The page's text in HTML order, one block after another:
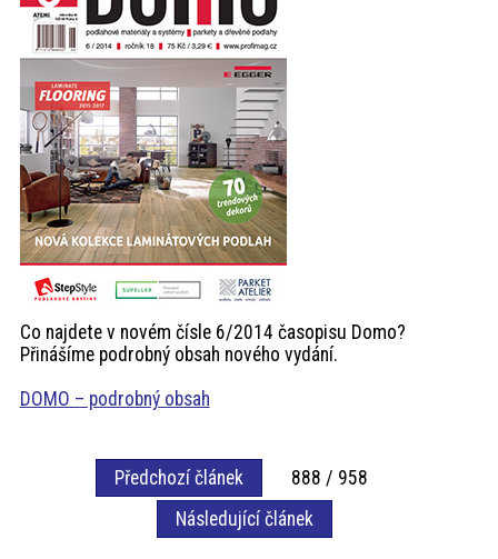
Prodejní
akce
ProfiMag
Kontakt
Co najdete v novém čísle 6/2014 časopisu Domo?
Přinášíme podrobný obsah nového vydání.
DOMO – podrobný obsah
Předchozí článek
888 / 958
Následující článek